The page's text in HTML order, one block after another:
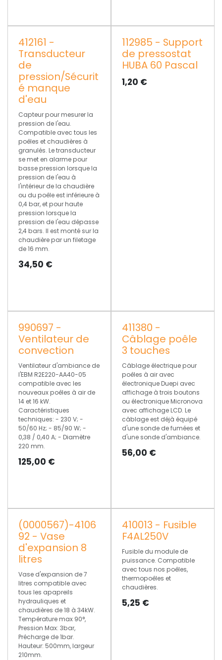
412161 -
Transducteur
de
pression/Sécurit
é manque
d'eau
Capteur pour mesurer la
pression de l'eau.
Compatible avec tous les
poêles et chaudières à
granulés. Le transducteur
se met en alarme pour
basse pression lorsque la
pression de l'eau à
l'intérieur de la chaudière
ou du poêle est inférieure à
0,4 bar, et pour haute
pression lorsque la
pression de l'eau dépasse
2,4 bars. Il est monté sur la
chaudière par un filetage
de 16 mm.
34,50 €
112985 - Support
de pressostat
HUBA 60 Pascal
1,20 €
990697 -
Ventilateur de
convection
Ventilateur d'ambiance de
l'EBM R2E220-AA40-05
compatible avec les
nouveaux poêles à air de
14 et 16 kW.
Caractéristiques
techniques: - 230 V; -
50/60 Hz; - 85/90 W; -
0,38 / 0,40 A; - Diamètre
220 mm.
125,00 €
411380 -
Câblage poêle
3 touches
Câblage électrique pour
poêles à air avec
électronique Duepi avec
affichage à trois boutons
ou électronique Micronova
avec affichage LCD. Le
câblage est déjà équipé
d'une sonde de fumées et
d'une sonde d'ambiance.
56,00 €
(0000567)-4106
92 - Vase
d'expansion 8
litres
Vase d'expansion de 7
litres compatible avec
tous les apapreils
hydrauliques et
chaudières de 18 à 34kW.
Température max 90°,
Pression Max: 3bar,
Précharge de 1bar.
Hauteur: 500mm, largeur
210mm.
410013 - Fusible
F4AL250V
Fusible du module de
puissance. Compatible
avec tous nos poêles,
thermopoêles et
chaudières.
5,25 €